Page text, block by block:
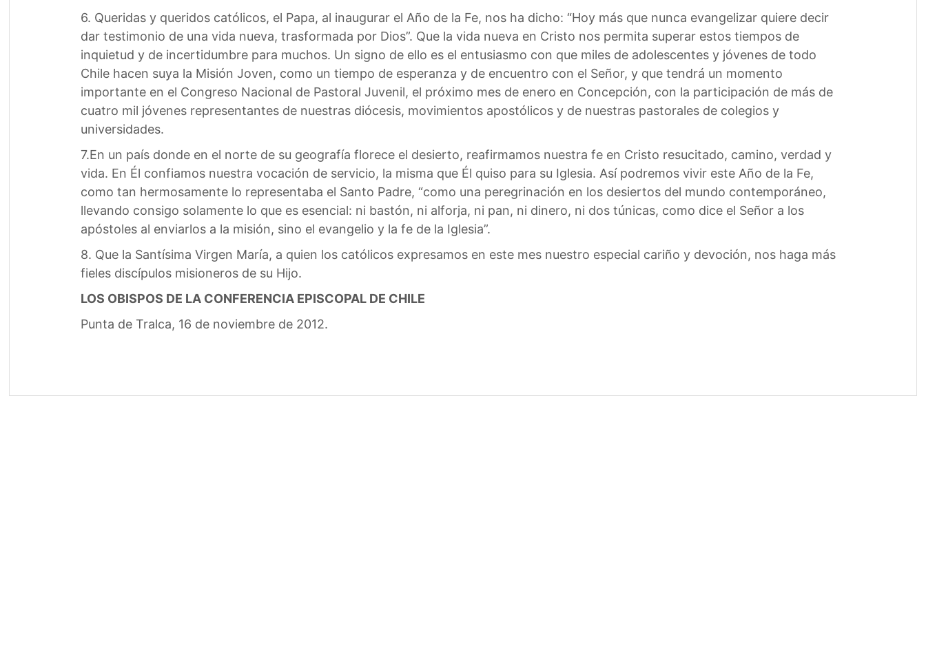
6. Queridas y queridos católicos, el Papa, al inaugurar el Año de la Fe, nos ha dicho: “Hoy más que nunca evangelizar quiere decir
dar testimonio de una vida nueva, trasformada por Dios”. Que la vida nueva en Cristo nos permita superar estos tiempos de
inquietud y de incertidumbre para muchos. Un signo de ello es el entusiasmo con que miles de adolescentes y jóvenes de todo
Chile hacen suya la Misión Joven, como un tiempo de esperanza y de encuentro con el Señor, y que tendrá un momento
importante en el Congreso Nacional de Pastoral Juvenil, el próximo mes de enero en Concepción, con la participación de más de
cuatro mil jóvenes representantes de nuestras diócesis, movimientos apostólicos y de nuestras pastorales de colegios y
universidades.
7.En un país donde en el norte de su geografía florece el desierto, reafirmamos nuestra fe en Cristo resucitado, camino, verdad y
vida. En Él confiamos nuestra vocación de servicio, la misma que Él quiso para su Iglesia. Así podremos vivir este Año de la Fe,
como tan hermosamente lo representaba el Santo Padre, “como una peregrinación en los desiertos del mundo contemporáneo,
llevando consigo solamente lo que es esencial: ni bastón, ni alforja, ni pan, ni dinero, ni dos túnicas, como dice el Señor a los
apóstoles al enviarlos a la misión, sino el evangelio y la fe de la Iglesia”.
8. Que la Santísima Virgen María, a quien los católicos expresamos en este mes nuestro especial cariño y devoción, nos haga más
fieles discípulos misioneros de su Hijo.
LOS OBISPOS DE LA CONFERENCIA EPISCOPAL DE CHILE
Punta de Tralca, 16 de noviembre de 2012.